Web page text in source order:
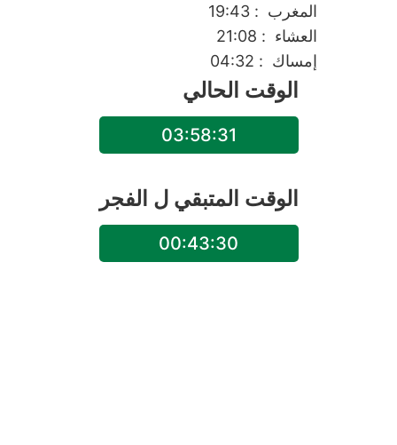
المغرب : 19:43
العشاء : 21:08
إمساك : 04:32
الوقت الحالي
03:58:31
الوقت المتبقي ل الفجر
00:43:30